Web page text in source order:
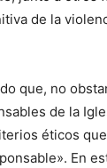
de la
que, no
de la
éticos
En